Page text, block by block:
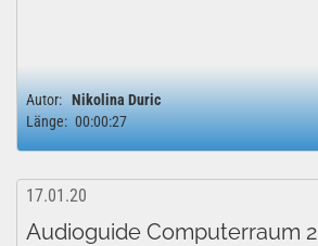
Autor: Nikolina Duric
Länge: 00:00:27
17.01.20
Audioguide Computerraum 2